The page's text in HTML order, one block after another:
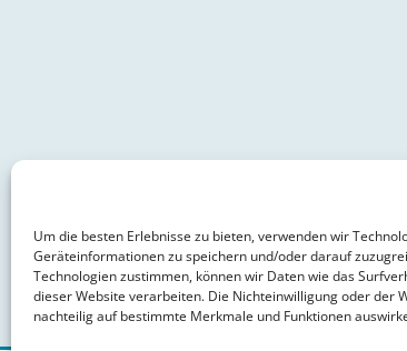
Um die besten Erlebnisse zu bieten, verwenden wir
Geräteinformationen zu speichern und/oder darauf
Technologien zustimmen, können wir Daten wie das
dieser Website verarbeiten. Die Nichteinwilligung oder der
nachteilig auf bestimmte Merkmale und Funktionen